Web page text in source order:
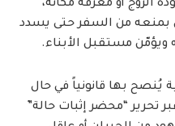
الزوج أو معرفة مكانه،
بمنعه من السفر حتى يسدد
ويؤمّن مستقبل الأبناء.
يُنصح بها قانونياً في حال
تحرير “محضر إثبات حالة”